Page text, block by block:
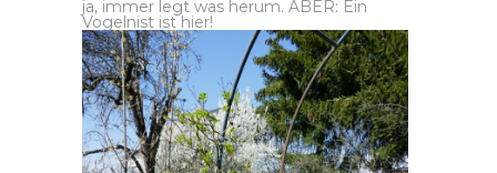
ja, immer legt was herum. ABER: Ein
Vogelnist ist hier!